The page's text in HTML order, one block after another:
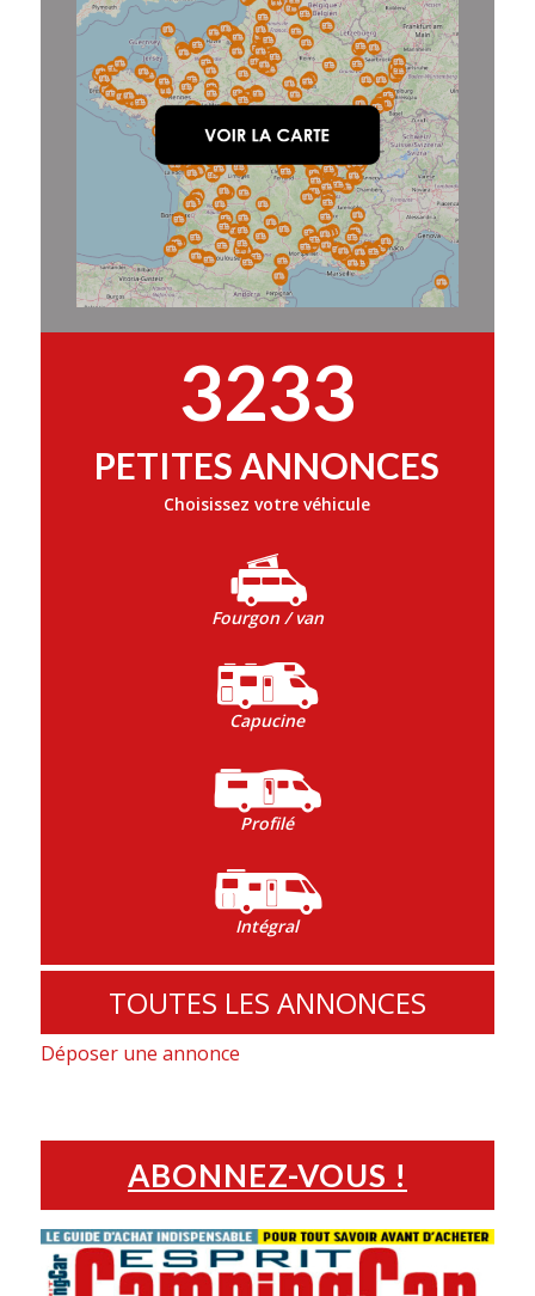
3233
PETITES ANNONCES
Choisissez votre véhicule
Fourgon / van
Capucine
Profilé
Intégral
TOUTES LES ANNONCES
Déposer une annonce
ABONNEZ-VOUS !